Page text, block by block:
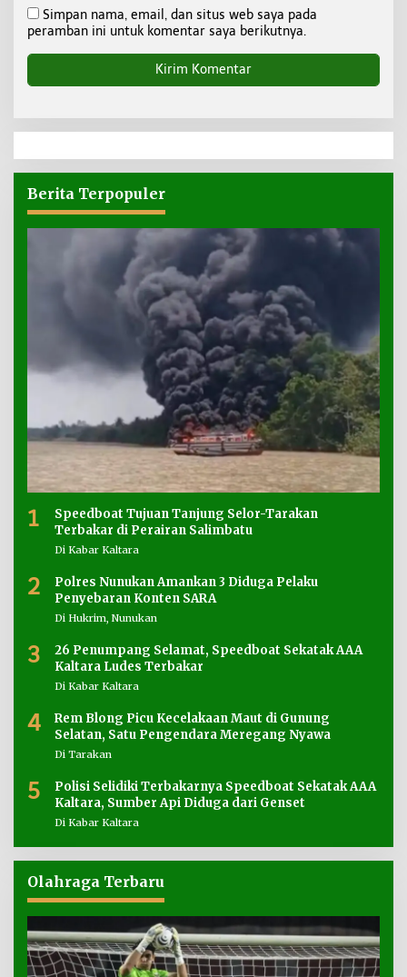
Simpan nama, email, dan situs web saya pada
peramban ini untuk komentar saya berikutnya.
Berita Terpopuler
1
Speedboat Tujuan Tanjung Selor-Tarakan
Terbakar di Perairan Salimbatu
Di Kabar Kaltara
2
Polres Nunukan Amankan 3 Diduga Pelaku
Penyebaran Konten SARA
Di Hukrim, Nunukan
3
26 Penumpang Selamat, Speedboat Sekatak AAA
Kaltara Ludes Terbakar
Di Kabar Kaltara
4
Rem Blong Picu Kecelakaan Maut di Gunung
Selatan, Satu Pengendara Meregang Nyawa
Di Tarakan
5
Polisi Selidiki Terbakarnya Speedboat Sekatak AAA
Kaltara, Sumber Api Diduga dari Genset
Di Kabar Kaltara
Olahraga Terbaru